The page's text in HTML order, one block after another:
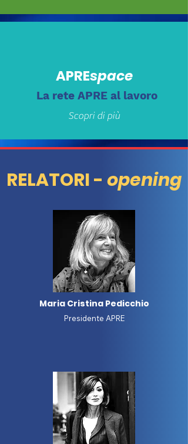
APREspace
La rete APRE al lavoro
Scopri di più
Le pillole di Horizon Europe
Scopri di più
RELATORI - opening
Maria Cristina Pedicchio
Presidente APRE